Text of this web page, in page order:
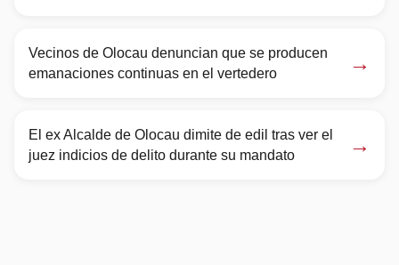
Vecinos de Olocau denuncian que se producen
emanaciones continuas en el vertedero
→
El ex Alcalde de Olocau dimite de edil tras ver el
juez indicios de delito durante su mandato
→